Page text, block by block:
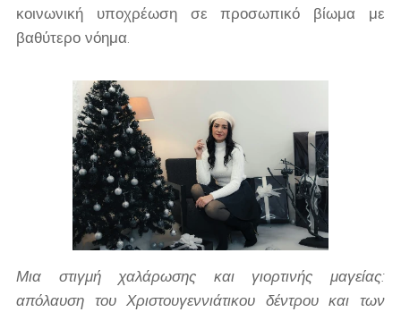
κοινωνική υποχρέωση σε προσωπικό βίωμα με
βαθύτερο νόημα.
Μια στιγμή χαλάρωσης και γιορτινής μαγείας:
απόλαυση του Χριστουγεννιάτικου δέντρου και των